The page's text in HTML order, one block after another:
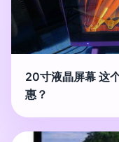
20寸液晶屏幕 这
惠？